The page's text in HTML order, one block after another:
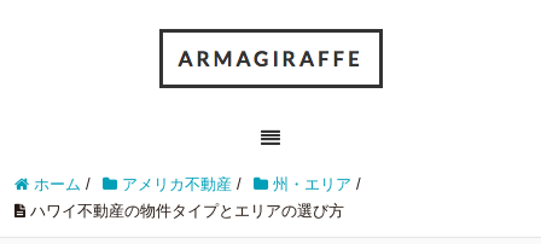
ホーム / アメリカ不動産 / 州・エリア /
ハワイ不動産の物件タイプとエリアの選び方